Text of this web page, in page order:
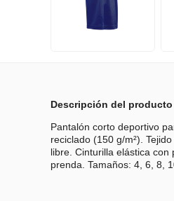
Descripción del producto
Pantalón corto deportivo
reciclado (150 g/m²).
libre. Cinturilla elástica
prenda. Tamaños: 4, 6, 8,